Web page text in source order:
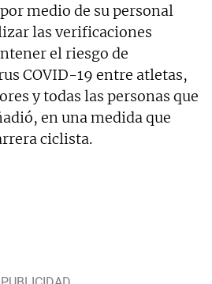
medio de su personal
las verificaciones
el riesgo de
COVID-19 entre atletas,
y todas las personas que
en una medida que
ciclista.